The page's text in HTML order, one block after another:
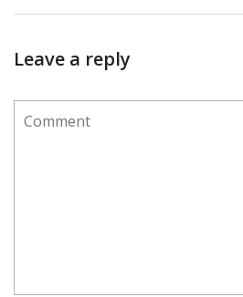
Leave a reply